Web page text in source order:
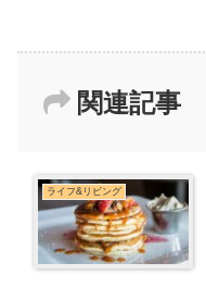
関連記事
ライフ&リビング